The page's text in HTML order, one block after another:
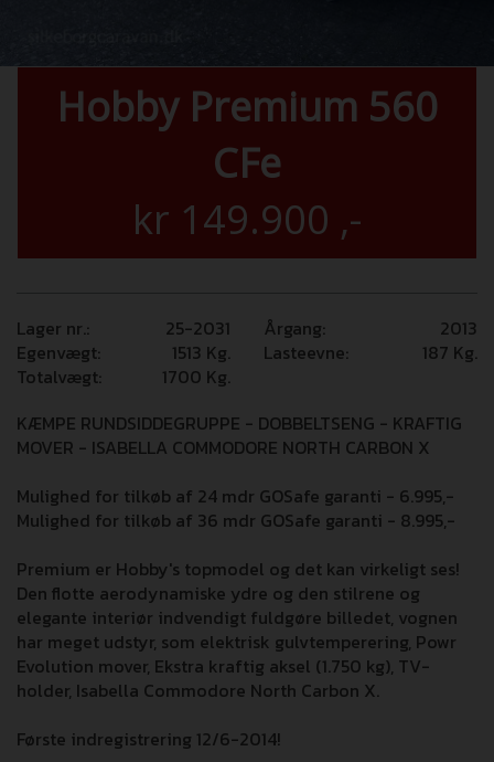
Hobby Premium 560
CFe
kr 149.900 ,-
Lager nr.: 25-2031 Årgang:
2013
Egenvægt:
1513 Kg. Lasteevne: 187 Kg.
Totalvægt:
1700 Kg.
KÆMPE RUNDSIDDEGRUPPE - DOBBELTSENG - KRAFTIG
MOVER - ISABELLA COMMODORE NORTH CARBON X
Mulighed for tilkøb af 24 mdr GOSafe garanti - 6.995,-
Mulighed for tilkøb af 36 mdr GOSafe garanti - 8.995,-
Premium er Hobby's topmodel og det kan virkeligt ses!
Den flotte aerodynamiske ydre og den stilrene og
elegante interiør indvendigt fuldgøre billedet, vognen
har meget udstyr, som elektrisk gulvtemperering, Powr
Evolution mover, Ekstra kraftig aksel (1.750 kg), TV-
holder, Isabella Commodore North Carbon X.
Første indregistrering 12/6-2014!